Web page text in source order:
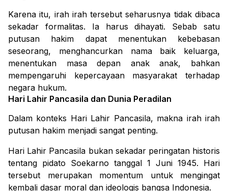
Karena itu, irah irah tersebut seharusnya tidak dibaca
sekadar formalitas. Ia harus dihayati.
Sebab satu
putusan hakim dapat menentukan kebebasan
seseorang, menghancurkan nama baik keluarga,
menentukan masa depan anak anak, bahkan
mempengaruhi kepercayaan masyarakat terhadap
negara hukum.
Hari Lahir Pancasila dan Dunia Peradilan
Dalam konteks Hari Lahir Pancasila, makna irah irah
putusan hakim menjadi sangat penting.
Hari Lahir Pancasila bukan sekadar peringatan historis
tentang pidato Soekarno tanggal 1 Juni 1945. Hari
tersebut merupakan momentum untuk mengingat
kembali dasar moral dan ideologis bangsa Indonesia.